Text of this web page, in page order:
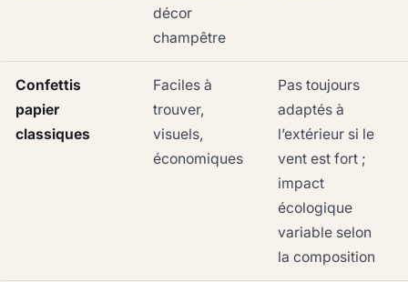
décor
champêtre
Confettis
papier
classiques
Faciles à
trouver,
visuels,
économiques
Pas toujours
adaptés à
l’extérieur si le
vent est fort ;
impact
écologique
variable selon
la composition